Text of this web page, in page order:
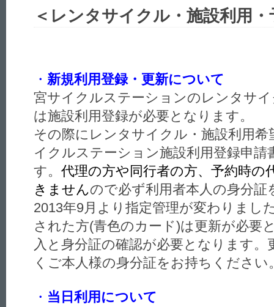
＜レンタサイクル・施設利用
・ 新規利用登録・更新について
宮サイクルステーションのレンタサ
は施設利用登録が必要となります。
その際にレンタサイクル・施設利用希
イクルステーション施設利用登録申
す。 代理の方や同行者の方、予約時の
きませんので必ず利用者本人の身分
2013年9月より指定管理が変わりまし
された方(青色のカード)は更新が必要
入と身分証の確認が必要となります。
くご本人様の身分証をお持ちください
・ 当日利用について